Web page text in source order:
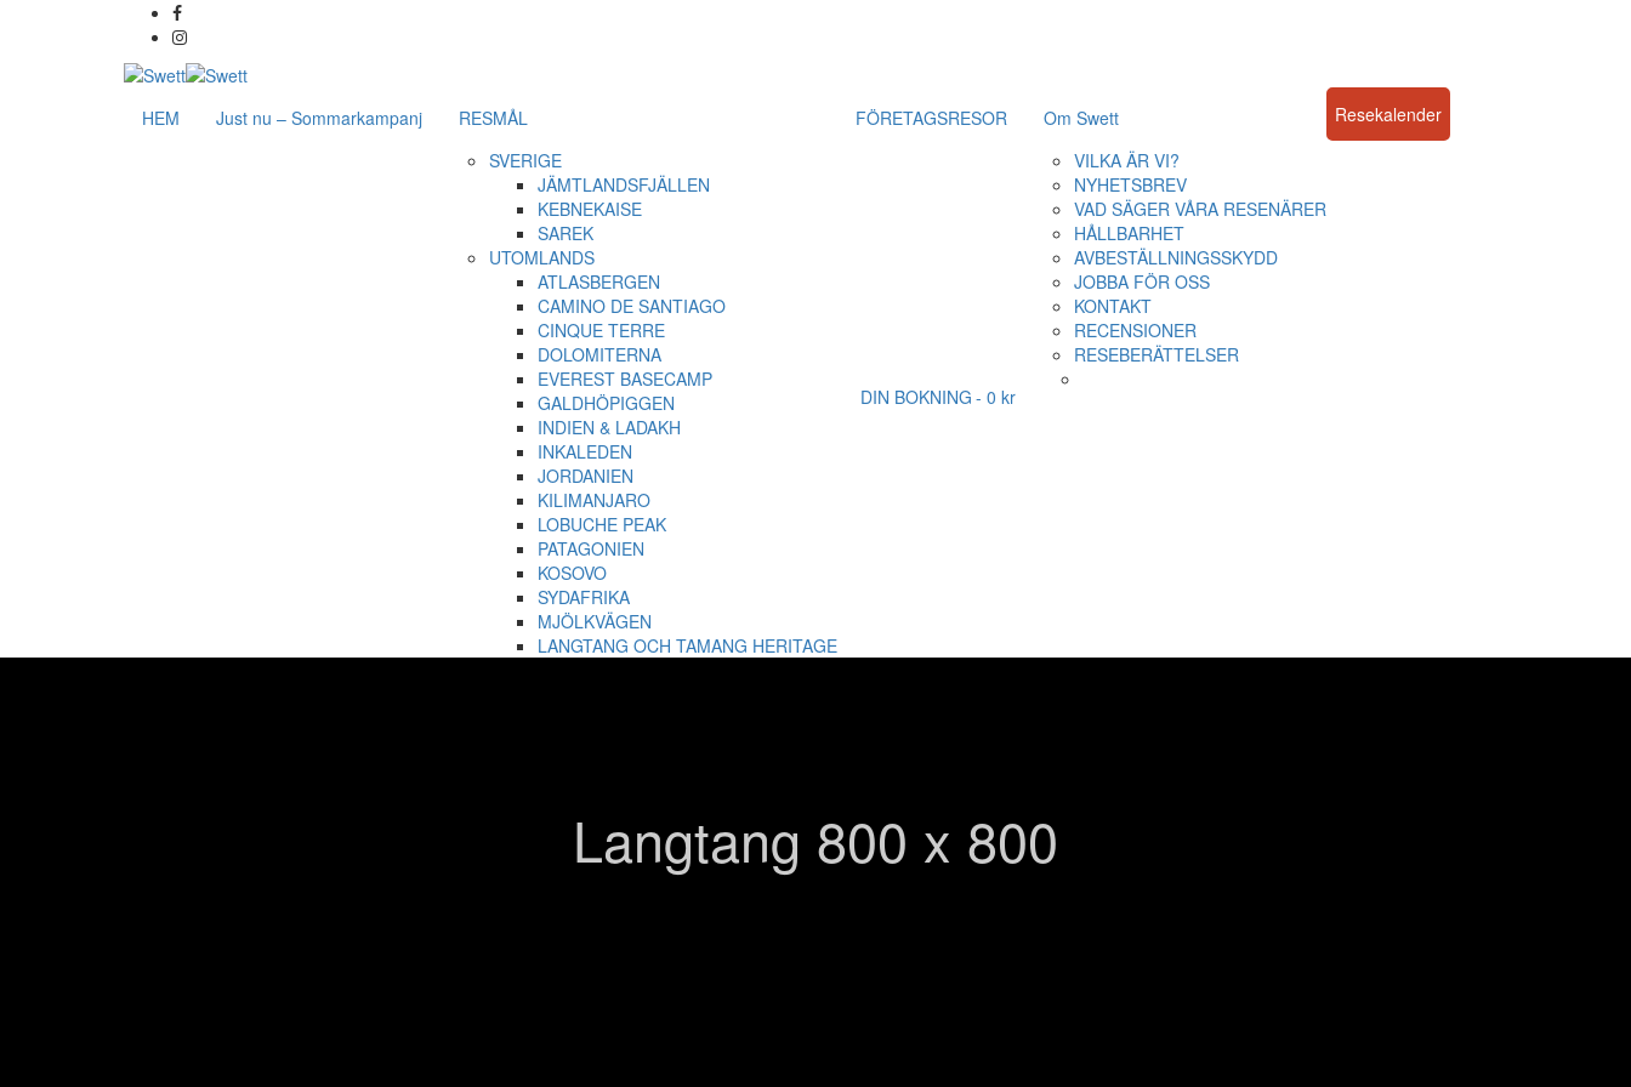
HEM Just nu – Sommarkampanj
RESMÅL
SVERIGE
JÄMTLANDSFJÄLLEN
KEBNEKAISE
SAREK
UTOMLANDS
ATLASBERGEN
CAMINO DE SANTIAGO
CINQUE TERRE
DOLOMITERNA
EVEREST BASECAMP
GALDHÖPIGGEN
INDIEN & LADAKH
INKALEDEN
JORDANIEN
KILIMANJARO
LOBUCHE PEAK
PATAGONIEN
KOSOVO
SYDAFRIKA
MJÖLKVÄGEN
LANGTANG OCH TAMANG HERITAGE
FÖRETAGSRESOR
Om Swett
VILKA ÄR VI?
NYHETSBREV
VAD SÄGER VÅRA RESENÄRER
HÅLLBARHET
AVBESTÄLLNINGSSKYDD
JOBBA FÖR OSS
KONTAKT
RECENSIONER
RESEBERÄTTELSER
Resekalender
DIN BOKNING 0 kr
Langtang 800 x 800